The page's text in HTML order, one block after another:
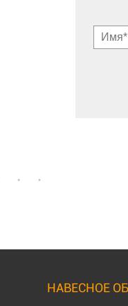
НАВЕСНОЕ